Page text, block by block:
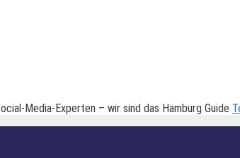
Media-Experten – wir sind das Hamburg Guide